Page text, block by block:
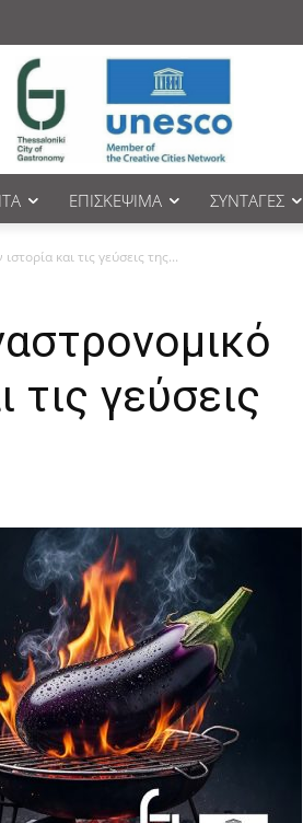
ΕΠΙΣΚΈΨΙΜΑ ΣΥΝΤΑΓΈΣ
και τις γεύσεις της...
τις γεύσεις